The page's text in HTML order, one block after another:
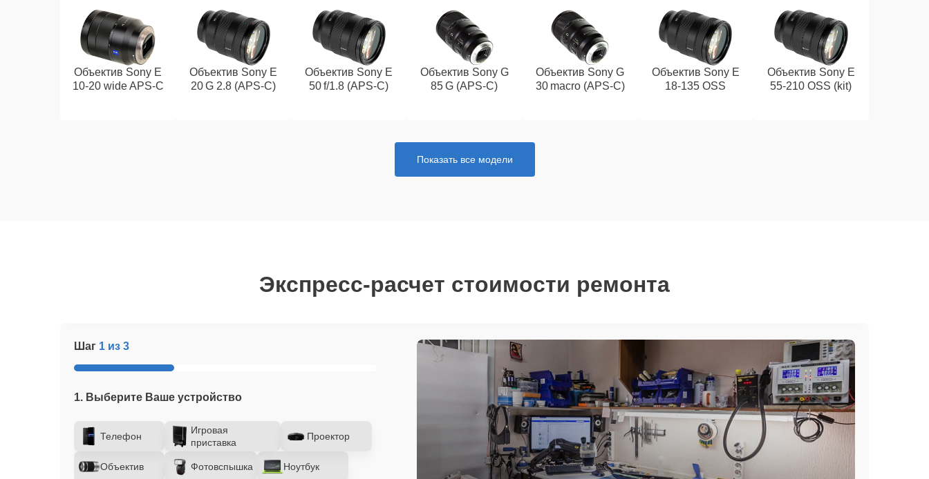
Объектив Sony E
10‑20 wide APS‑C
Объектив Sony E
20 G 2.8 (APS‑C)
Объектив Sony E
50 f/1.8 (APS‑C)
Объектив Sony G
85 G (APS‑C)
Объектив Sony G
30 macro (APS‑C)
Объектив Sony E
18‑135 OSS
Объектив Sony E
55‑210 OSS (kit)
Показать все модели
Экспресс-расчет стоимости ремонта
Шаг 1 из 3
1. Выберите Ваше устройство
Телефон
Игровая
приставка
Проектор
Объектив Фотовспышка Ноутбук